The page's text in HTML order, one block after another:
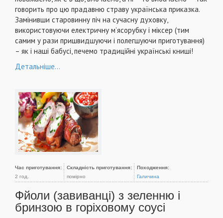
говорить про цю прадавню страву українська приказка.
Замінивши старовинну піч на сучасну духовку,
використовуючи електричну м’ясорубку і міксер (тим
самим у рази пришвидшуючи і полегшуючи приготування)
– як і наші бабусі, печемо традиційні українські книші!
Детальніше...
Час приготування:
2 год.
Складність приготування:
помірно
Походження:
Галичина
Фйоли (завиванці) з зеленню і
бринзою в горіховому соусі